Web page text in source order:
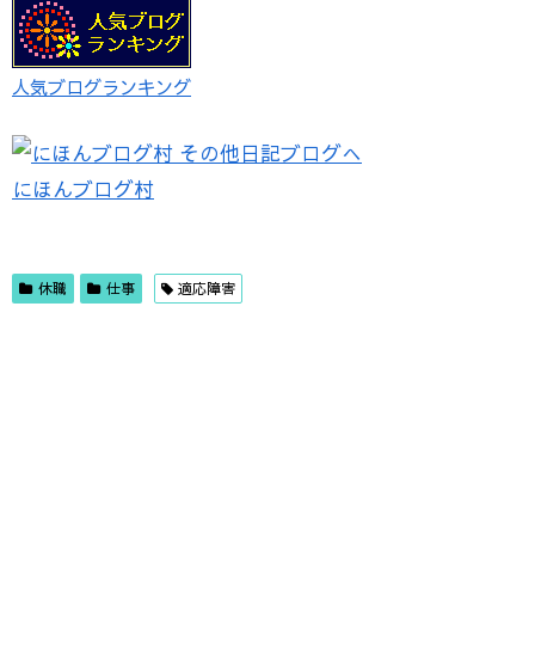
人気ブログランキング
にほんブログ村
休職 仕事 適応障害